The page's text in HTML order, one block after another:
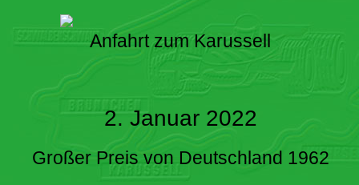
Anfahrt zum Karussell
2. Januar 2022
Großer Preis von Deutschland 1962